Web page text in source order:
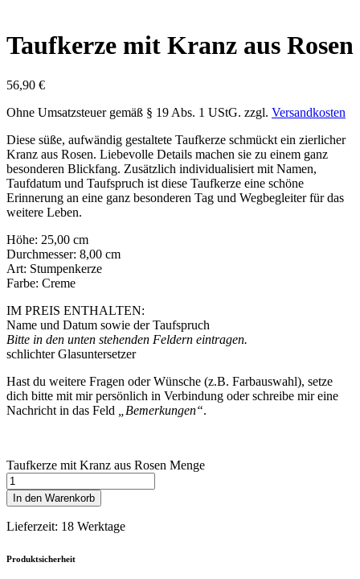
Taufkerze mit Kranz aus Rosen
56,90 €
Ohne Umsatzsteuer gemäß § 19 Abs. 1 UStG. zzgl. Versandkosten
Diese süße, aufwändig gestaltete Taufkerze schmückt ein zierlicher
Kranz aus Rosen. Liebevolle Details machen sie zu einem ganz
besonderen Blickfang. Zusätzlich individualisiert mit Namen,
Taufdatum und Taufspruch ist diese Taufkerze eine schöne
Erinnerung an eine ganz besonderen Tag und Wegbegleiter für das
weitere Leben.
Höhe: 25,00 cm
Durchmesser: 8,00 cm
Art: Stumpenkerze
Farbe: Creme
IM PREIS ENTHALTEN:
Name und Datum sowie der Taufspruch
Bitte in den unten stehenden Feldern eintragen.
schlichter Glasuntersetzer
Hast du weitere Fragen oder Wünsche (z.B. Farbauswahl), setze
dich bitte mit mir persönlich in Verbindung oder schreibe mir eine
Nachricht in das Feld
„Bemerkungen“.
Taufkerze mit Kranz aus Rosen Menge
In den Warenkorb
Lieferzeit: 18 Werktage
Produktsicherheit